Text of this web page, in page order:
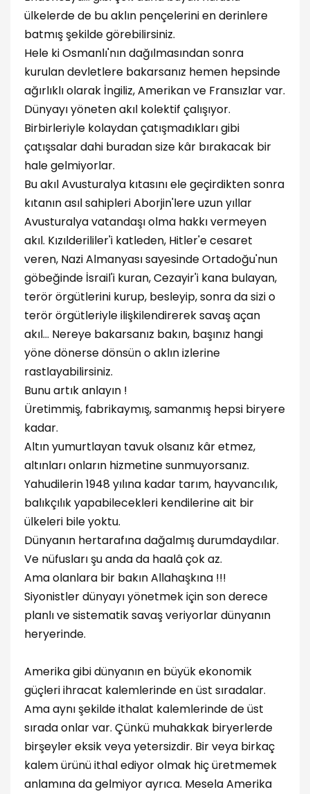
ülkelerde de bu aklın pençelerini en derinlere
batmış şekilde görebilirsiniz.
Hele ki Osmanlı'nın dağılmasından sonra
kurulan devletlere bakarsanız hemen hepsinde
ağırlıklı olarak İngiliz, Amerikan ve Fransızlar var.
Dünyayı yöneten akıl kolektif çalışıyor.
Birbirleriyle kolaydan çatışmadıkları gibi
çatışsalar dahi buradan size kâr bırakacak bir
hale gelmiyorlar.
Bu akıl Avusturalya kıtasını ele geçirdikten sonra
kıtanın asıl sahipleri Aborjin'lere uzun yıllar
Avusturalya vatandaşı olma hakkı vermeyen
akıl. Kızılderililer'i katleden, Hitler'e cesaret
veren, Nazi Almanyası sayesinde Ortadoğu'nun
göbeğinde İsrail'i kuran, Cezayir'i kana bulayan,
terör örgütlerini kurup, besleyip, sonra da sizi o
terör örgütleriyle ilişkilendirerek savaş açan
akıl... Nereye bakarsanız bakın, başınız hangi
yöne dönerse dönsün o aklın izlerine
rastlayabilirsiniz.
Bunu artık anlayın !
Üretimmiş, fabrikaymış, samanmış hepsi biryere
kadar.
Altın yumurtlayan tavuk olsanız kâr etmez,
altınları onların hizmetine sunmuyorsanız.
Yahudilerin 1948 yılına kadar tarım, hayvancılık,
balıkçılık yapabilecekleri kendilerine ait bir
ülkeleri bile yoktu.
Dünyanın hertarafına dağalmış durumdaydılar.
Ve nüfusları şu anda da haalâ çok az.
Ama olanlara bir bakın Allahaşkına !!!
Siyonistler dünyayı yönetmek için son derece
planlı ve sistematik savaş veriyorlar dünyanın
heryerinde.
Amerika gibi dünyanın en büyük ekonomik
güçleri ihracat kalemlerinde en üst sıradalar.
Ama aynı şekilde ithalat kalemlerinde de üst
sırada onlar var. Çünkü muhakkak biryerlerde
birşeyler eksik veya yetersizdir. Bir veya birkaç
kalem ürünü ithal ediyor olmak hiç üretmemek
anlamına da gelmiyor ayrıca. Mesela Amerika